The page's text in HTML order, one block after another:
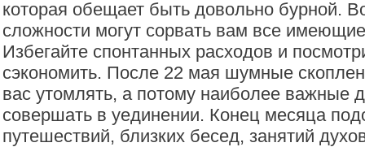
которая обещает быть довольно бурной.
сложности могут сорвать вам все
Избегайте спонтанных расходов и
сэкономить. После 22 мая шумные
вас утомлять, а потому наиболее важные
совершать в уединении. Конец месяца
путешествий, близких бесед, занятий